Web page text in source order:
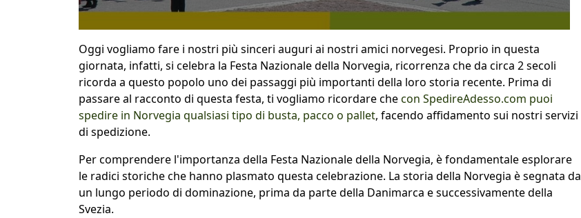
Oggi vogliamo fare i nostri più sinceri auguri ai nostri amici norvegesi. Proprio in questa
giornata, infatti, si celebra la Festa Nazionale della Norvegia, ricorrenza che da circa 2 secoli
ricorda a questo popolo uno dei passaggi più importanti della loro storia recente. Prima di
passare al racconto di questa festa, ti vogliamo ricordare checon SpedireAdesso.com puoi
spedire in Norvegia qualsiasi tipo di busta, pacco o pallet, facendo affidamento sui nostri servizi
di spedizione.
Per comprendere l'importanza della Festa Nazionale della Norvegia, è fondamentale esplorare
le radici storiche che hanno plasmato questa celebrazione. La storia della Norvegia è segnata da
un lungo periodo di dominazione, prima da parte della Danimarca e successivamente della
Svezia.